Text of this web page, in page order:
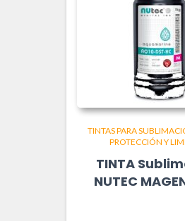
TINTAS PARA
PROTECCIÓN Y
TINTA
NUTEC